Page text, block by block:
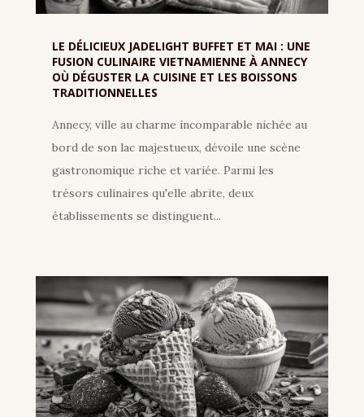
LE DÉLICIEUX JADELIGHT BUFFET ET MAI : UNE
FUSION CULINAIRE VIETNAMIENNE À ANNECY
OÙ DÉGUSTER LA CUISINE ET LES BOISSONS
TRADITIONNELLES
Annecy, ville au charme incomparable nichée au
bord de son lac majestueux, dévoile une scène
gastronomique riche et variée. Parmi les
trésors culinaires qu'elle abrite, deux
établissements se distinguent...